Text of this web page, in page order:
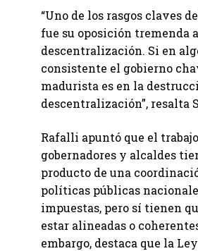
“Uno de los rasgos claves
fue su oposición tremenda
descentralización. Si en
consistente el gobierno
madurista es en la
descentralización”, resalta
Rafalli apuntó que el
gobernadores y alcaldes
producto de una
políticas públicas
impuestas, pero sí tienen
estar alineadas o
embargo, destaca que la